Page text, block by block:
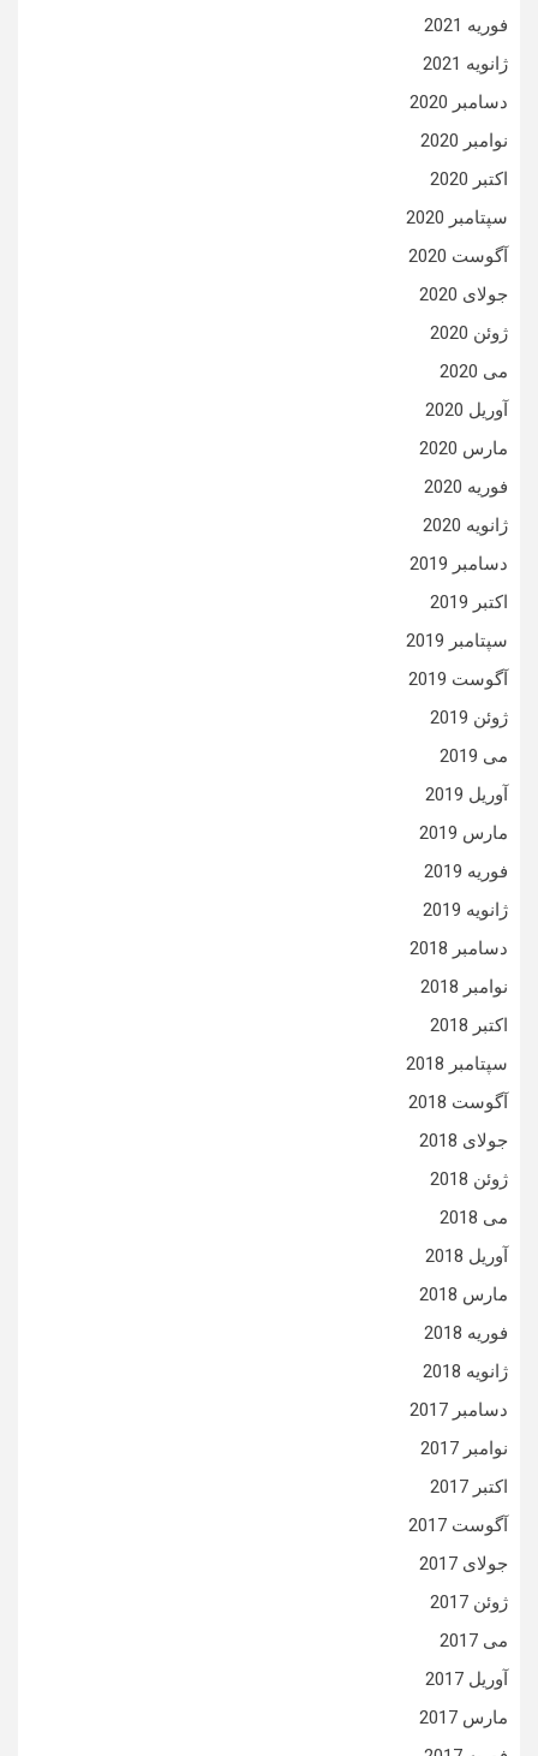
فوریه 2021
ژانویه 2021
دسامبر 2020
نوامبر 2020
اکتبر 2020
سپتامبر 2020
آگوست 2020
جولای 2020
ژوئن 2020
می 2020
آوریل 2020
مارس 2020
فوریه 2020
ژانویه 2020
دسامبر 2019
اکتبر 2019
سپتامبر 2019
آگوست 2019
ژوئن 2019
می 2019
آوریل 2019
مارس 2019
فوریه 2019
ژانویه 2019
دسامبر 2018
نوامبر 2018
اکتبر 2018
سپتامبر 2018
آگوست 2018
جولای 2018
ژوئن 2018
می 2018
آوریل 2018
مارس 2018
فوریه 2018
ژانویه 2018
دسامبر 2017
نوامبر 2017
اکتبر 2017
آگوست 2017
جولای 2017
ژوئن 2017
می 2017
آوریل 2017
مارس 2017